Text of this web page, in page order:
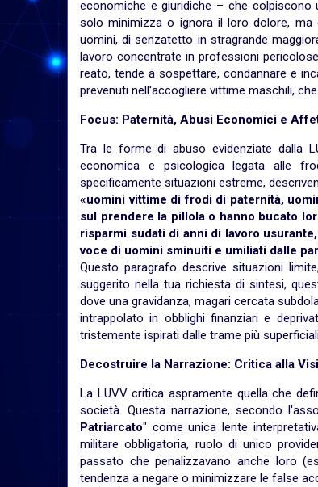
economiche e giuridiche – che colpiscono
solo minimizza o ignora il loro dolore,
uomini, di senzatetto in stragrande
lavoro concentrate in professioni
reato, tende a sospettare, condannare e
prevenuti nell'accogliere vittime maschili,
Focus: Paternità, Abusi Economici e
Tra le forme di abuso evidenziate dalla
economica e psicologica legata alle
specificamente situazioni estreme,
«uomini vittime di frodi di paternità,
sul prendere la pillola o hanno bucato
risparmi sudati di anni di lavoro
voce di uomini sminuiti e umiliati dalle
Questo paragrafo descrive situazioni
suggerito nella tua richiesta di sintesi,
dove una gravidanza, magari cercata
intrappolato in obblighi finanziari e
tristemente ispirati dalle trame più
Decostruire la Narrazione: Critica alla
La LUVV critica aspramente quella che
società. Questa narrazione, secondo
Patriarcato" come unica lente
militare obbligatoria, ruolo di unico
passato che penalizzavano anche loro
tendenza a negare o minimizzare le false